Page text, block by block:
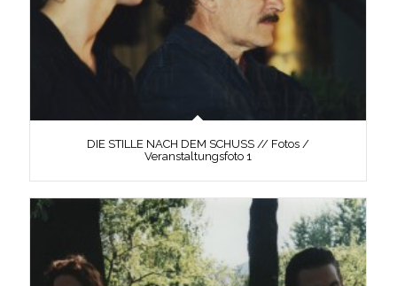
DIE STILLE NACH DEM SCHUSS // Fotos /
Veranstaltungsfoto 1